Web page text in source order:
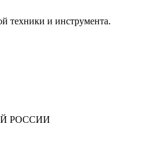
техники и инструмента.
РОССИИ